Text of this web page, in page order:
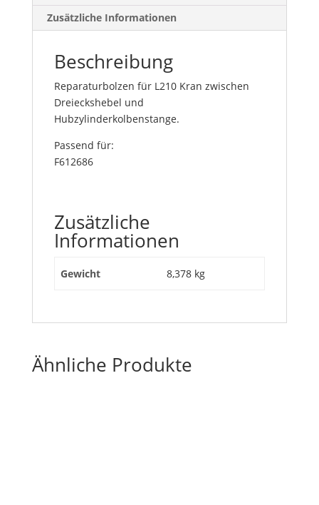
Zusätzliche Informationen
Beschreibung
Reparaturbolzen für L210 Kran zwischen
Dreieckshebel und
Hubzylinderkolbenstange.
Passend für:
F612686
Zusätzliche
Informationen
Gewicht 8,378 kg
Ähnliche Produkte